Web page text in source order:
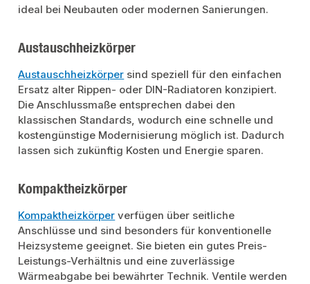
ideal bei Neubauten oder modernen Sanierungen.
Austauschheizkörper
Austauschheizkörper sind speziell für den einfachen
Ersatz alter Rippen- oder DIN-Radiatoren konzipiert.
Die Anschlussmaße entsprechen dabei den
klassischen Standards, wodurch eine schnelle und
kostengünstige Modernisierung möglich ist. Dadurch
lassen sich zukünftig Kosten und Energie sparen.
Kompaktheizkörper
Kompaktheizkörper verfügen über seitliche
Anschlüsse und sind besonders für konventionelle
Heizsysteme geeignet. Sie bieten ein gutes Preis-
Leistungs-Verhältnis und eine zuverlässige
Wärmeabgabe bei bewährter Technik. Ventile werden